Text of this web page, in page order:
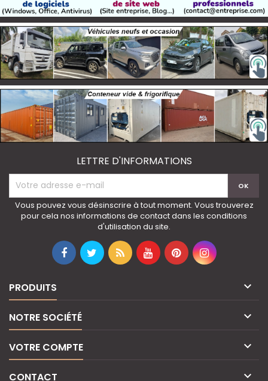
LETTRE D'INFORMATIONS
Vous pouvez vous désinscrire à tout moment. Vous trouverez
pour cela nos informations de contact dans les conditions
d'utilisation du site.
PRODUITS 
NOTRE SOCIÉTÉ 
VOTRE COMPTE 
CONTACT 